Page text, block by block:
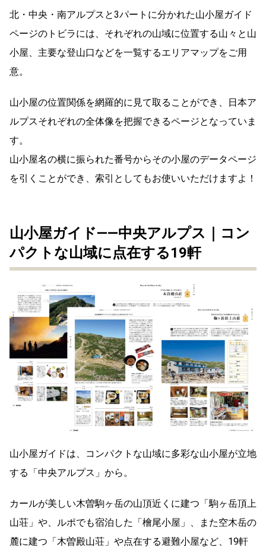
北・中央・南アルプスと3パートに分かれた山小屋ガイド
ページのトビラには、それぞれの山域に位置する山々と山
小屋、主要な登山口などを一覧するエリアマップをご用
意。
山小屋の位置関係を網羅的に見て取ることができ、日本ア
ルプスそれぞれの全体像を把握できるページとなっていま
す。
山小屋名の横に振られた番号からその小屋のデータページ
を引くことができ、索引としてもお使いいただけますよ！
山小屋ガイド——中央アルプス｜コン
パクトな山域に点在する19軒
山小屋ガイドは、コンパクトな山域に多彩な山小屋が立地
する「中央アルプス」から。
カールが美しい木曽駒ヶ岳の山頂近くに建つ「駒ヶ岳頂上
山荘」や、ルポでも宿泊した「檜尾小屋」、また空木岳の
麓に建つ「木曽殿山荘」や点在する避難小屋など、19軒